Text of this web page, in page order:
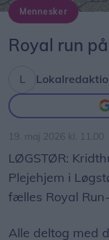
Mennesker
Royal run
19. maj 2026 kl. 11.00
LØGSTØR:
Plejehjem i
fælles Royal
Alle deltog med